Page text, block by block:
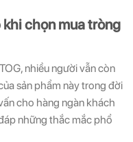
chọn mua tròng
nhiều người vẫn còn
sản phẩm này trong đời
cho hàng ngàn khách
những thắc mắc phổ